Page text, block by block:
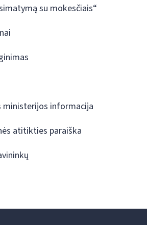
su mokesčiais“
ministerijos informacija
atitikties paraiška